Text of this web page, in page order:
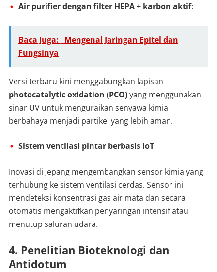
Air purifier dengan filter HEPA + karbon aktif:
Baca Juga:
Mengenal Jaringan Epitel dan
Fungsinya
Versi terbaru kini menggabungkan lapisan
photocatalytic oxidation (PCO)yang menggunakan
sinar UV untuk menguraikan senyawa kimia
berbahaya menjadi partikel yang lebih aman.
Sistem ventilasi pintar berbasis IoT:
Inovasi di Jepang mengembangkan sensor kimia yang
terhubung ke sistem ventilasi cerdas. Sensor ini
mendeteksi konsentrasi gas air mata dan secara
otomatis mengaktifkan penyaringan intensif atau
menutup saluran udara.
4. Penelitian Bioteknologi dan
Antidotum